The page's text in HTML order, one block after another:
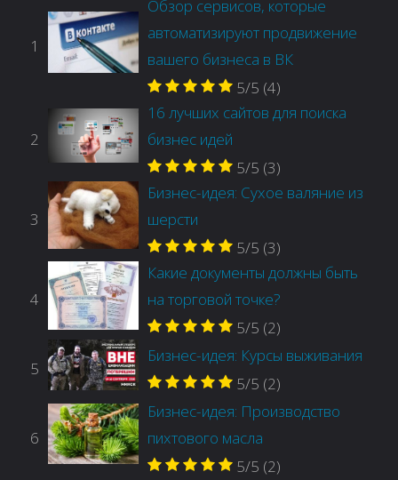
1
Обзор сервисов, которые
автоматизируют продвижение
вашего бизнеса в ВК
5/5 (4)
2
16 лучших сайтов для поиска
бизнес идей
5/5 (3)
3
Бизнес-идея: Сухое валяние из
шерсти
5/5 (3)
4
Какие документы должны быть
на торговой точке?
5/5 (2)
5
Бизнес-идея: Курсы выживания
5/5 (2)
6
Бизнес-идея: Производство
пихтового масла
5/5 (2)